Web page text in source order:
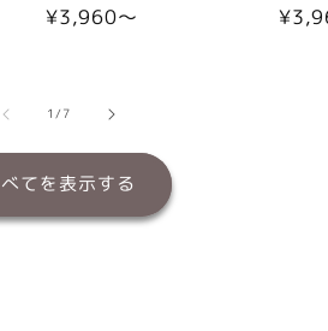
通
¥3,960〜
通
1/の
7
てを表示する